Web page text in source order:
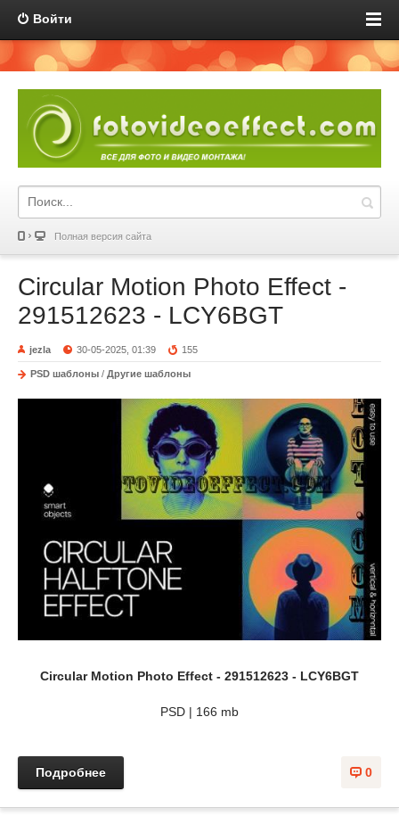
Войти
Полная версия сайта
Circular Motion Photo Effect -
291512623 - LCY6BGT
jezla 30-05-2025, 01:39 155
PSD шаблоны / Другие шаблоны
Circular Motion Photo Effect - 291512623 - LCY6BGT
PSD | 166 mb
0
Подробнее